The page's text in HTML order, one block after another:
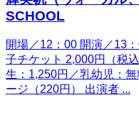
SCHOOL
開場／12：00 開演／13
子チケット 2,000円（税
生：1,250円／乳幼児：
ージ（220円） 出演者 ...